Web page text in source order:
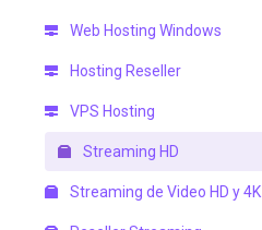
Web Hosting Windows
Hosting Reseller
VPS Hosting
Streaming HD
Streaming de Video HD y 4K